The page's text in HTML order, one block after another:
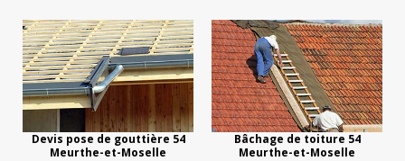
Devis pose de gouttière 54
Meurthe-et-Moselle
Bâchage de toiture 54
Meurthe-et-Moselle